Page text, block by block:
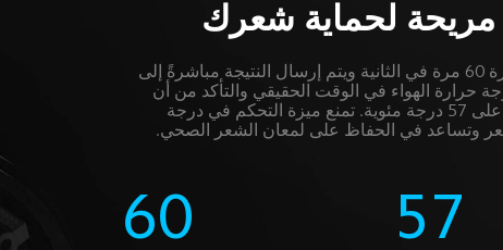
مريحة لحماية شعرك
يتم اكتشاف درجة الحرارة 60 مرة في الثانية ويتم إرسال النتيجة مباشرةً إلى
حرارة الهواء في الوقت الحقيقي والتأكد من أن
درجة الحرارة تبقى ثابتة على 57 درجة مئوية. تمنع ميزة التحكم في درجة
وتساعد في الحفاظ على لمعان الشعر الصحي.
60 57